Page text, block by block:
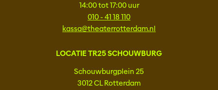
14:00 tot 17:00 uur
010 - 41 18 110
kassa@theaterrotterdam.nl
LOCATIE TR25 SCHOUWBURG
Schouwburgplein 25
3012 CL Rotterdam